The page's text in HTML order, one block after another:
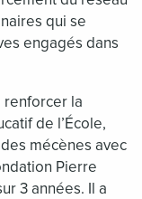
qui se
engagés dans
renforcer la
de l’École,
mécènes avec
Pierre
3 années. Il a